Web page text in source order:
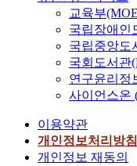
교육부
국립장애인
국립중앙도
국회도서관
연구윤리정
사이언스온
이용약관
개인정보처리방침
개인정보 재동의